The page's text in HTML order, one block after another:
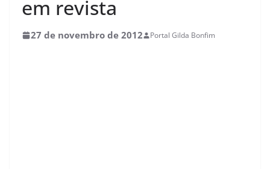
em revista
27 de novembro de 2012 Portal Gilda Bonfim